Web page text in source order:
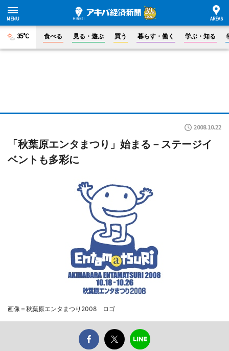
35°C 食べる 見る・遊ぶ 買う 暮らす・働く 学ぶ・知る
2008.10.22
「秋葉原エンタまつり」始まる－ステージイ
ベントも多彩に
画像＝秋葉原エンタまつり2008 ロゴ